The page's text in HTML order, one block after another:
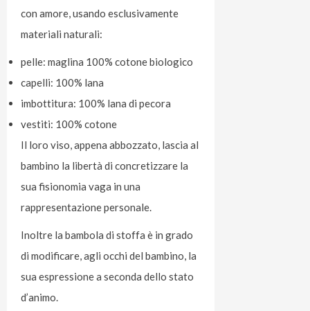
con amore, usando esclusivamente
materiali naturali:
pelle: maglina 100% cotone biologico
capelli: 100% lana
imbottitura: 100% lana di pecora
vestiti: 100% cotone
Il loro viso, appena abbozzato, lascia al
bambino la libertà di concretizzare la
sua fisionomia vaga in una
rappresentazione personale.
Inoltre la bambola di stoffa è in grado
di modificare, agli occhi del bambino, la
sua espressione a seconda dello stato
d’animo.